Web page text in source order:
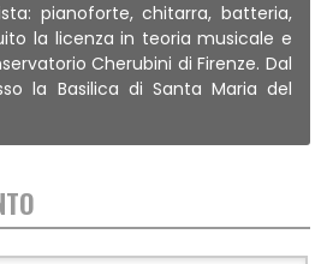
pianoforte, chitarra, batteria,
la licenza in teoria musicale e
Cherubini di Firenze. Dal
la Basilica di Santa Maria del